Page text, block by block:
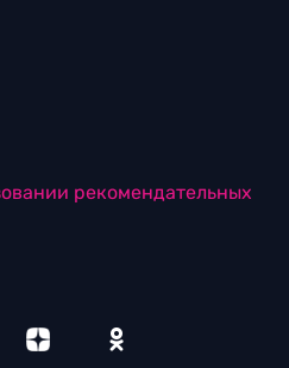
рекомендательных